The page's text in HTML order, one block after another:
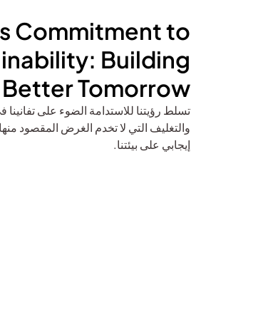
Commitment to
Building
Better Tomorrow
تسلط رؤيتنا للاستدامة الضوء على
والتغليف التي لا تخدم الغرض المقصود
إيجابي على بيئتنا.